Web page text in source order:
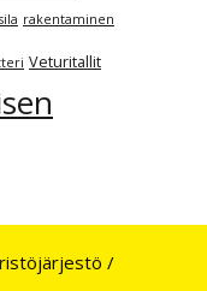
rakentaminen
Veturitallit
/